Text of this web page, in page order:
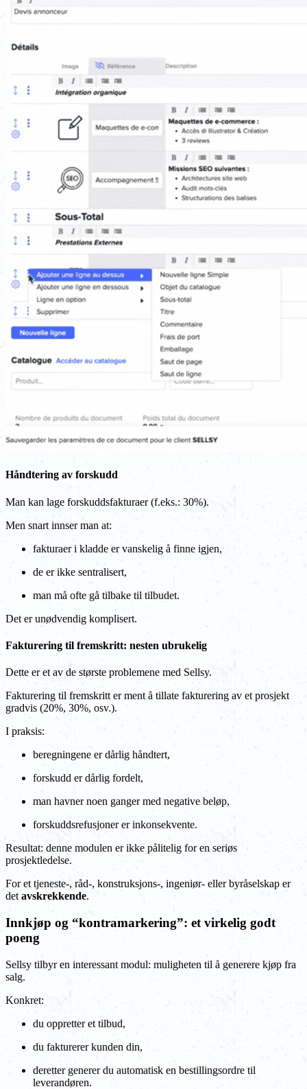
Håndtering av forskudd
Man kan lage forskuddsfakturaer (f.eks.: 30%).
Men snart innser man at:
fakturaer i kladde er vanskelig å finne igjen,
de er ikke sentralisert,
man må ofte gå tilbake til tilbudet.
Det er unødvendig komplisert.
Fakturering til fremskritt: nesten ubrukelig
Dette er et av de største problemene med Sellsy.
Fakturering til fremskritt er ment å tillate fakturering av et prosjekt
gradvis (20%, 30%, osv.).
I praksis:
beregningene er dårlig håndtert,
forskudd er dårlig fordelt,
man havner noen ganger med negative beløp,
forskuddsrefusjoner er inkonsekvente.
Resultat: denne modulen er ikke pålitelig for en seriøs
prosjektledelse.
For et tjeneste-, råd-, konstruksjons-, ingeniør- eller byråselskap er
det avskrekkende.
Innkjøp og “kontramarkering”: et virkelig godt
poeng
Sellsy tilbyr en interessant modul: muligheten til å generere kjøp fra
salg.
Konkret:
du oppretter et tilbud,
du fakturerer kunden din,
deretter generer du automatisk en bestillingsordre til
leverandøren.